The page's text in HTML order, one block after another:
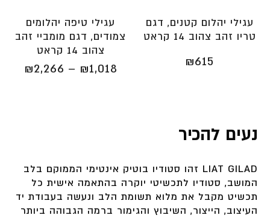
עגילי יהלום קטנים, דגם
טריו זהב צהוב 14 קראט
₪615
עגילי טיפה יהלומים
צמודים, דגם מומביי זהב
צהוב 14 קראט
₪1,018
–
₪2,266
נעים להכיר
LIAT GILAD זהו סטודיו בוטיק אינטימי הממוקם בלב
המושב, סטודיו לתכשיטי יוקרה בהתאמה אישית כל
תכשיט מקבל את מלוא תשומת הלב ונעשה בעבודת יד
העיצוב, הייצור, השיבוץ והגימור ברמה הגבוהה ביותר